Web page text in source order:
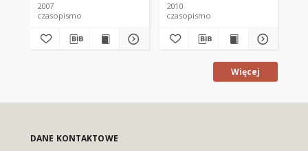
2007
czasopismo
2010
czasopismo
Więcej
DANE KONTAKTOWE